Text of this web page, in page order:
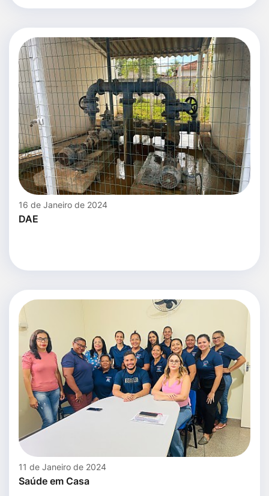
16 de Janeiro de 2024
DAE
11 de Janeiro de 2024
Saúde em Casa